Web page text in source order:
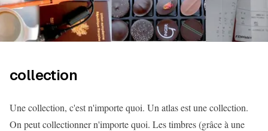
collection
Une collection, c'est n'importe quoi. Un atlas est une collection.
On peut collectionner n'importe quoi. Les timbres (grâce à une